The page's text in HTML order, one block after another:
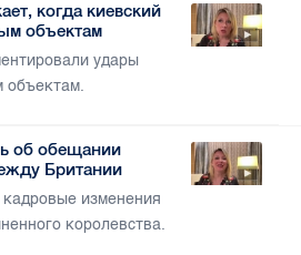
когда киевский
объектам
удары
объектам.
об обещании
Британии
изменения
королевства.